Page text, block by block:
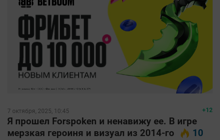
+12
7 октября, 2025, 10:45
Я прошел Forspoken и ненавижу ее. В игре
мерзкая героиня и визуал из 2014-го
10